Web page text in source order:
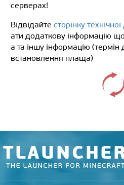
серверах!
Відвідайте сторінку
ати додаткову інформацію
а та іншу інформацію (термін
встановлення плаща)